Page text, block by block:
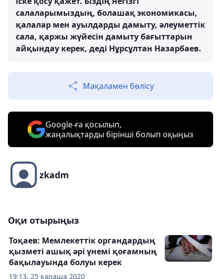
салаларымыздың, болашақ экономикасы,
қалалар мен ауылдарды дамыту, әлеуметтік
сала, қаржы жүйесін дамыту бағыттарын
айқындау керек, деді Нұрсұлтан Назарбаев.
Мақаламен бөлісу
Google-ға қосылып,
жаңалықтарды бірінші болып оқыңыз
zkadm
Оқи отырыңыз
19:13, 25 қараша 2020
Тоқаев: Мемлекеттік органдардың
қызметі ашық әрі үнемі қоғамның
бақылауында болуы керек